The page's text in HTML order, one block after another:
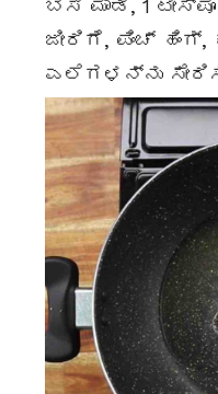
ಬಿಸಿ ಮಾಡಿ, 1
ಜೀರಿಗೆ, ಪಿಂಚ್
ಎಲೆಗಳನ್ನು